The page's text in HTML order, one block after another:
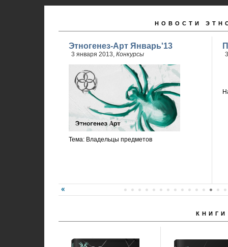
НОВОСТИ
Этногенез-Арт Январь'13
3 января 2013, Конкурсы
Тема: Владельцы предметов
КНИГИ